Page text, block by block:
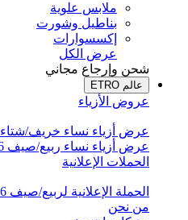
ملابس علوية
بناطيل وشورت
إكسسوارات
عرض الكل
شحن وإرجاع مجاني
عالم ETRO
عروض الأزياء
عرض أزياء نساء خريف/شتاء 2026
عرض أزياء نساء ربيع/صيف 2026
الحملات الإعلانية
الحملة الإعلانية لربيع/صيف 2026
من نحن